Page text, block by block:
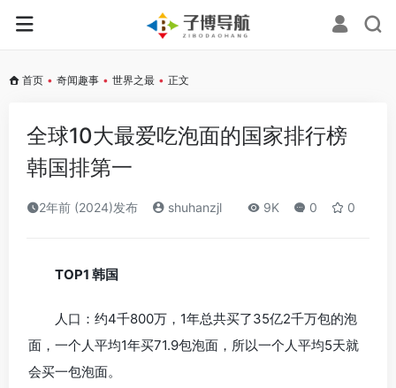
首页 • 奇闻趣事 • 世界之最 • 正文
全球10大最爱吃泡面的国家排行榜
韩国排第一
2年前 (2024)发布 shuhanzjl 9K 0 0
TOP1 韩国
人口：约4千800万，1年总共买了35亿2千万包的泡
面，一个人平均1年买71.9包泡面，所以一个人平均5天就
会买一包泡面。